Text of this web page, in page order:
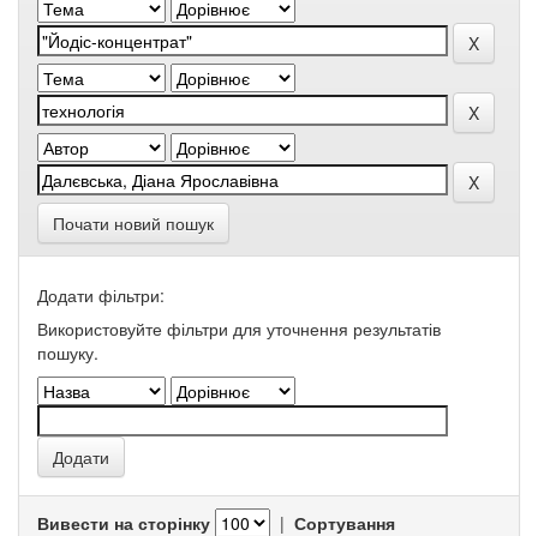
Почати новий пошук
Додати фільтри:
Використовуйте фільтри для уточнення результатів
пошуку.
Вивести на сторінку | Сортування